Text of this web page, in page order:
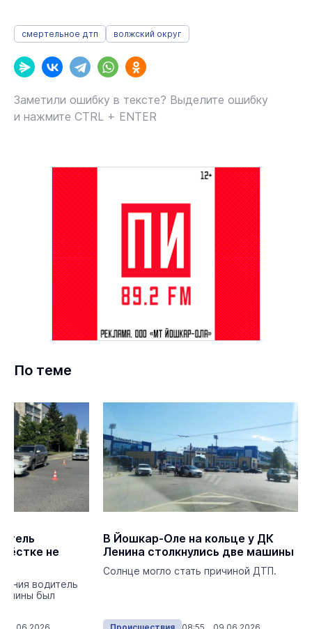
смертельное дтп волжский округ
Заметили ошибку в тексте? Выделите ошибку
и нажмите CTRL + ENTER
По теме
не
водитель
был
В Йошкар-Оле на кольце у ДК
Ленина столкнулись две машины
Солнце могло стать причиной ДТП.